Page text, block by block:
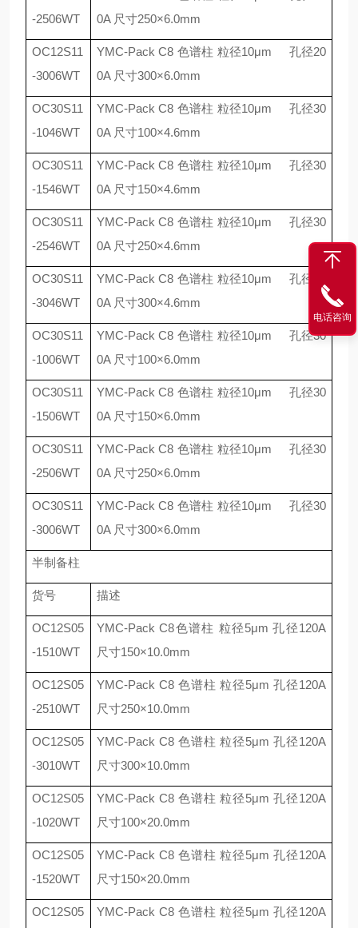
-2506WT
0A 尺寸250×6.0mm
OC12S11
-3006WT
YMC-Pack C8 色谱柱 粒径10μm 孔径20
0A 尺寸300×6.0mm
OC30S11
-1046WT
YMC-Pack C8 色谱柱 粒径10μm 孔径30
0A 尺寸100×4.6mm
OC30S11
-1546WT
YMC-Pack C8 色谱柱 粒径10μm 孔径30
0A 尺寸150×4.6mm
OC30S11
-2546WT
YMC-Pack C8 色谱柱 粒径10μm 孔径30
0A 尺寸250×4.6mm
OC30S11
-3046WT
YMC-Pack C8 色谱柱 粒径10μm 孔径
0A 尺寸300×4.6mm
OC30S11
-1006WT
YMC-Pack C8 色谱柱 粒径10μm 孔径30
0A 尺寸100×6.0mm
OC30S11
-1506WT
YMC-Pack C8 色谱柱 粒径10μm 孔径30
0A 尺寸150×6.0mm
OC30S11
-2506WT
YMC-Pack C8 色谱柱 粒径10μm 孔径30
0A 尺寸250×6.0mm
OC30S11
-3006WT
YMC-Pack C8 色谱柱 粒径10μm 孔径30
0A 尺寸300×6.0mm
半制备柱
货号 描述
OC12S05
-1510WT
YMC-Pack C8色谱柱 粒径5μm孔径120A
尺寸150×10.0mm
OC12S05
-2510WT
YMC-Pack C8 色谱柱 粒径5μm孔径120A
尺寸250×10.0mm
OC12S05
-3010WT
YMC-Pack C8 色谱柱 粒径5μm孔径120A
尺寸300×10.0mm
OC12S05
-1020WT
YMC-Pack C8 色谱柱 粒径5μm孔径120A
尺寸100×20.0mm
OC12S05
-1520WT
YMC-Pack C8 色谱柱 粒径5μm孔径120A
尺寸150×20.0mm
OC12S05
YMC-Pack C8 色谱柱 粒径5μm孔径120A
电话咨询